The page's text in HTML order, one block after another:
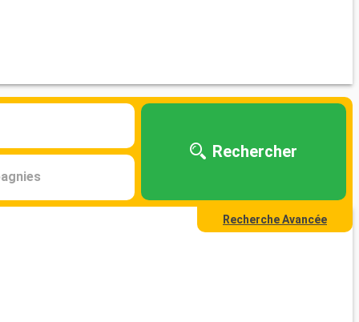
Rechercher
Recherche Avancée